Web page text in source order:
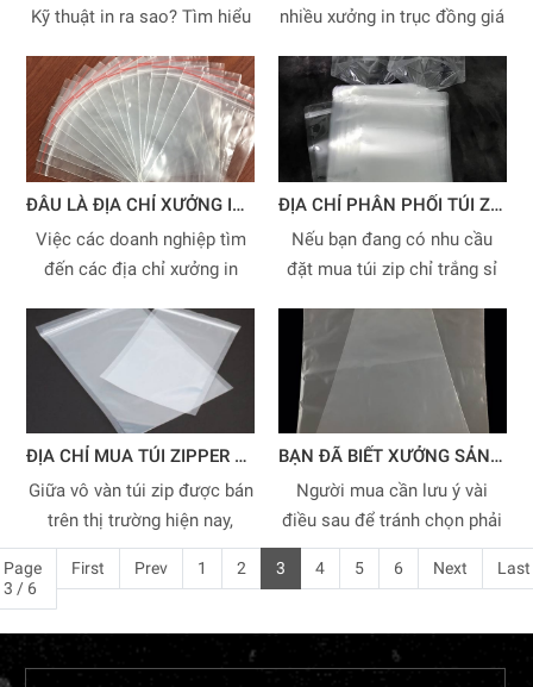
Kỹ thuật in ra sao? Tìm hiểu
đây để có cái nhìn khái quát
về công nghệ này nhé!
nhiều xưởng in trục đồng giá
việc tìm chọn xưởng in uy tín
để hợp tác lâu dài là vấn đề
được các doanh nghiệp kinh
doanh chú trọng hơn cả.
ĐÂU LÀ ĐỊA CHỈ XƯỞNG IN BAO BÌ UY TÍN HIỆN NAY?
Việc các doanh nghiệp tìm
đến các địa chỉ xưởng in
đầu.
ĐỊA CHỈ PHÂN PHỐI TÚI ZIP CHỈ TRẮNG SỈ SỐ LƯỢNG LỚN ĐẢM BẢO UY TÍN TRÊN THỊ TRƯỜNG
Nếu bạn đang có nhu cầu
đặt mua túi zip chỉ trắng sỉ
thước có sẵn hoặc sản xuất
in ấn logo theo yêu cầu với
mức giá sỉ rẻ nhất hiện nay.
Hãy cùng Cao Tiến tìm hiểu
chi tiết vấn đề này qua bài
viết sau đây.
ĐỊA CHỈ MUA TÚI ZIPPER CHỈ TRẮNG ĐƯỢC NHIỀU KHÁCH HÀNG YÊU THÍCH
Giữa vô vàn túi zip được bán
trên thị trường hiện nay,
người mua sẽ rất dễ lựa
chọn nhầm loại túi. Hãy
cùng Cao Tiến tìm hiểu
những kinh nghiệm để có
thể mua túi zipper chỉ
BẠN ĐÃ BIẾT XƯỞNG SẢN XUẤT TÚI ZIPPER CHỈ TRẮNG CHẤT LƯỢNG VÀ GIÁ THÀNH HỢP LÝ CHƯA?
Người mua cần lưu ý vài
điều sau để tránh chọn phải
túi kém chất lượng, nhất là
khi đựng, bảo quản thực
hại cho sức khỏe. Người
mua cần tìm đến các xưởng
Page
3 / 6
First Prev 1 2 3 4 5 6 Next Last